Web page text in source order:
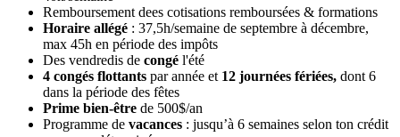
Remboursement dees cotisations remboursées & formations
Horaire allégé : 37,5h/semaine de septembre à décembre,
max 45h en période des impôts
Des vendredis de congé l'été
4 congés flottants par année et 12 journées fériées, dont 6
dans la période des fêtes
Prime bien-être de 500$/an
Programme de vacances : jusqu’à 6 semaines selon ton crédit